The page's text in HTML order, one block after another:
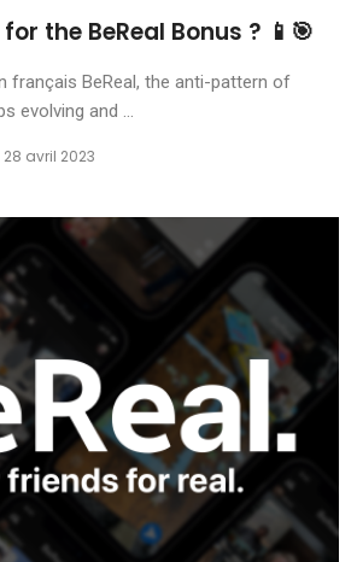
the BeReal Bonus ? 📱🎯
français BeReal, the anti-pattern of
evolving and ...
28 avril 2023